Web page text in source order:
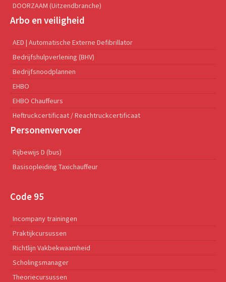
DOORZAAM (Uitzendbranche)
Arbo en veiligheid
AED | Automatische Externe Defibrillator
Bedrijfshulpverlening (BHV)
Bedrijfsnoodplannen
EHBO
EHBO Chauffeurs
Heftruckcertificaat / Reachtruckcertificaat
Personenvervoer
Rijbewijs D (bus)
Basisopleiding Taxichauffeur
Code 95
Incompany trainingen
Praktijkcursussen
Richtlijn Vakbekwaamheid
Scholingsmanager
Theoriecursussen